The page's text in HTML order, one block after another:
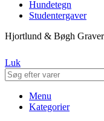
Hundetegn
Studentergaver
Hjortlund & Bøgh
Luk
Menu
Kategorier